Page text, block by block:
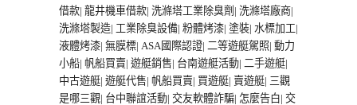
借款| 龍井機車借款| 洗滌塔工業除臭劑 | 洗滌塔廠商|
洗滌塔製造| 工業除臭設備| 粉體烤漆| 塗裝| 水標加工|
液體烤漆| 無膜標| ASA國際認證| 二等遊艇駕照| 動力
小船| 帆船買賣| 遊艇銷售| 台南遊艇活動| 二手遊艇|
中古遊艇| 遊艇代售| 帆船買賣| 買遊艇| 賣遊艇| 三觀
是哪三觀| 台中聯誼活動| 交友軟體詐騙| 怎麼告白| 交